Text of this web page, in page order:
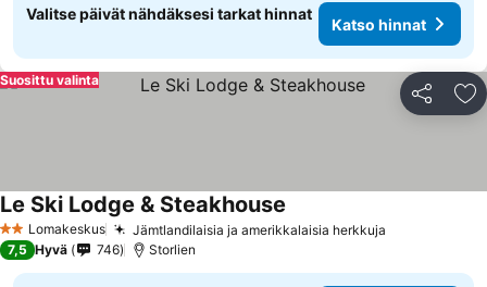
Valitse päivät nähdäksesi tarkat hinnat
Katso hinnat
Jaa
Suosittu valinta
2 Tähtiluokitus
Lomakeskus Jämtlandilaisia ja amerikkalaisia herkkuja
Le Ski Lodge & Steakhouse
7,5 Hyvä 746 Storlien